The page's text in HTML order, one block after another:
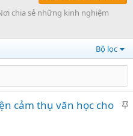
chia sẻ những kinh nghiệm
Bộ lọc
cảm thụ văn học cho